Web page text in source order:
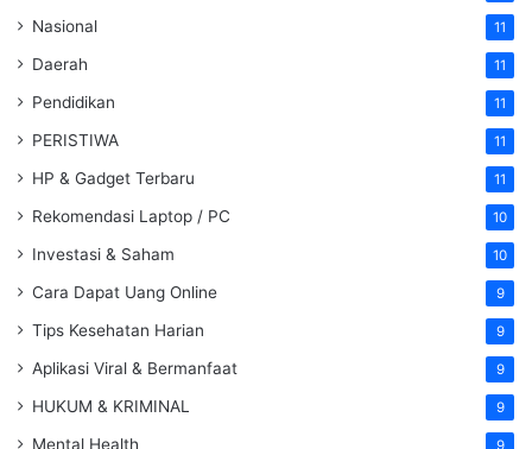
Nasional 11
Daerah 11
Pendidikan 11
PERISTIWA 11
HP & Gadget Terbaru 11
Rekomendasi Laptop / PC 10
Investasi & Saham 10
Cara Dapat Uang Online 9
Tips Kesehatan Harian 9
Aplikasi Viral & Bermanfaat 9
HUKUM & KRIMINAL 9
Mental Health 9